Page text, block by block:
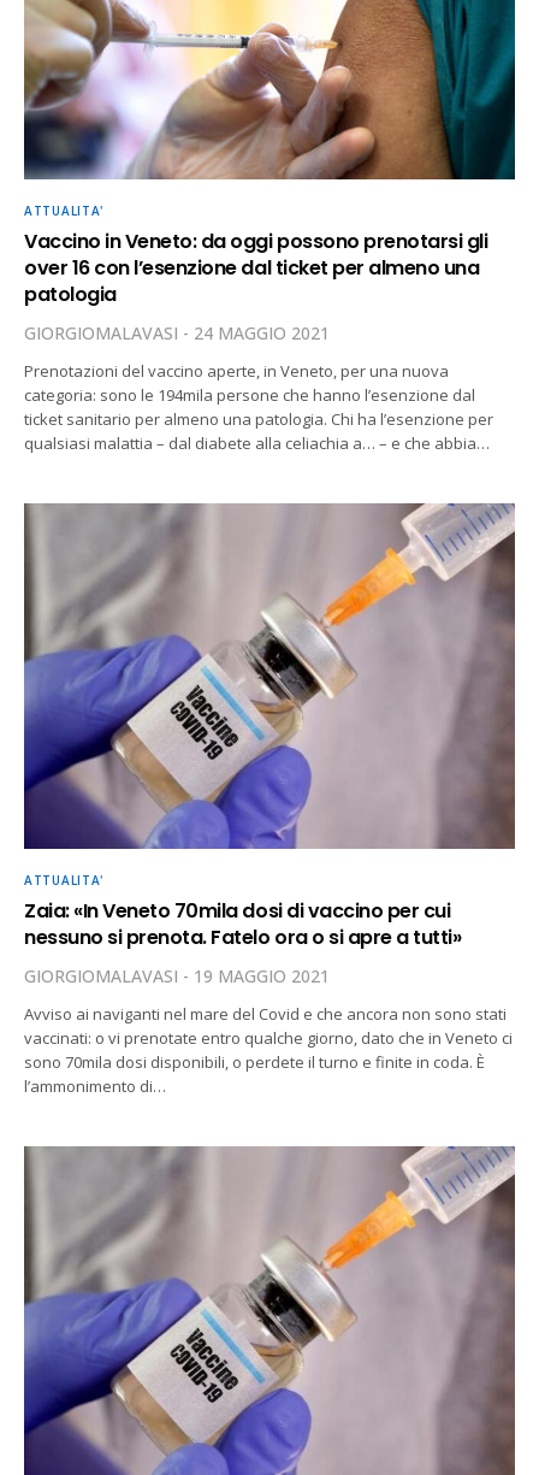
ATTUALITA'
Vaccino in Veneto: da oggi possono prenotarsi gli
over 16 con l’esenzione dal ticket per almeno una
patologia
GIORGIOMALAVASI 24 MAGGIO 2021
Prenotazioni del vaccino aperte, in Veneto, per una nuova
categoria: sono le 194mila persone che hanno l’esenzione dal
ticket sanitario per almeno una patologia. Chi ha l’esenzione per
qualsiasi malattia – dal diabete alla celiachia a… – e che abbia…
ATTUALITA'
Zaia: «In Veneto 70mila dosi di vaccino per cui
nessuno si prenota. Fatelo ora o si apre a tutti»
GIORGIOMALAVASI 19 MAGGIO 2021
Avviso ai naviganti nel mare del Covid e che ancora non sono stati
vaccinati: o vi prenotate entro qualche giorno, dato che in Veneto ci
sono 70mila dosi disponibili, o perdete il turno e finite in coda. È
l’ammonimento di…